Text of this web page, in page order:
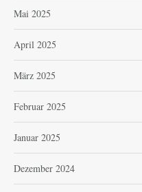
Mai 2025
April 2025
März 2025
Februar 2025
Januar 2025
Dezember 2024